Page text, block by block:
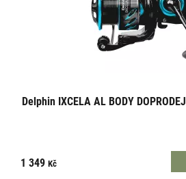
Delphin IXCELA AL BODY DOPRODEJ
1 349Kč